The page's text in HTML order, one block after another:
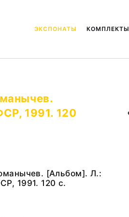
ЭКСПОНАТЫ КОМПЛЕКТЫ
1991. 120
[Альбом]. Л.:
1991. 120 с.